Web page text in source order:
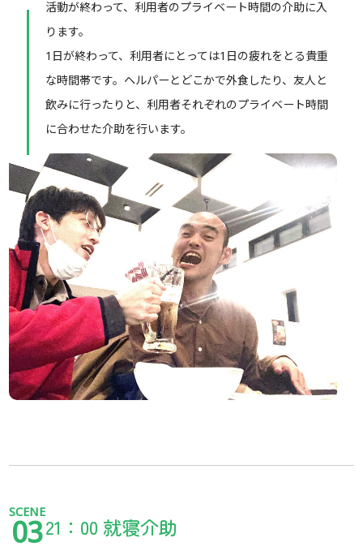
活動が終わって、利用者のプライベート時間の介助に入
ります。
1日が終わって、利用者にとっては1日の疲れをとる貴重
な時間帯です。ヘルパーとどこかで外食したり、友人と
飲みに行ったりと、利用者それぞれのプライベート時間
に合わせた介助を行います。
SCENE
0321：00 就寝介助